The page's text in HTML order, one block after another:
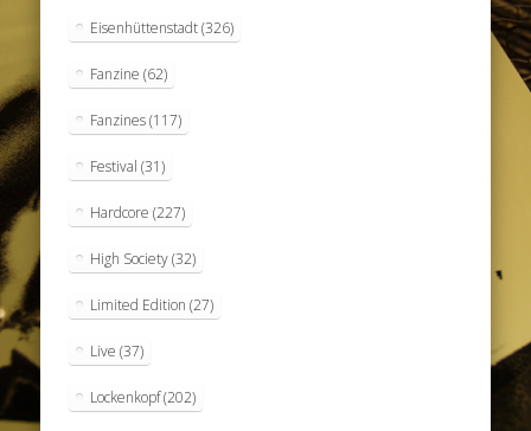
Eisenhüttenstadt(326)
Fanzine (62)
Fanzines(117)
Festival (31)
Hardcore (227)
High Society(32)
Limited Edition (27)
Live (37)
Lockenkopf(202)